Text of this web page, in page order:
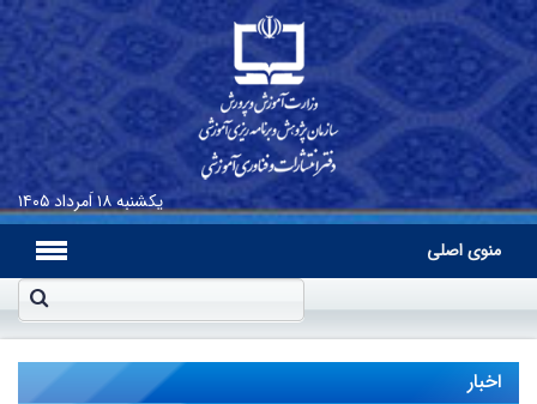
یکشنبه۱۸ اَمرداد ۱۴۰۵
منوی اصلی
اخبار